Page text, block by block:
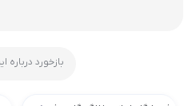
بازخورد درباره